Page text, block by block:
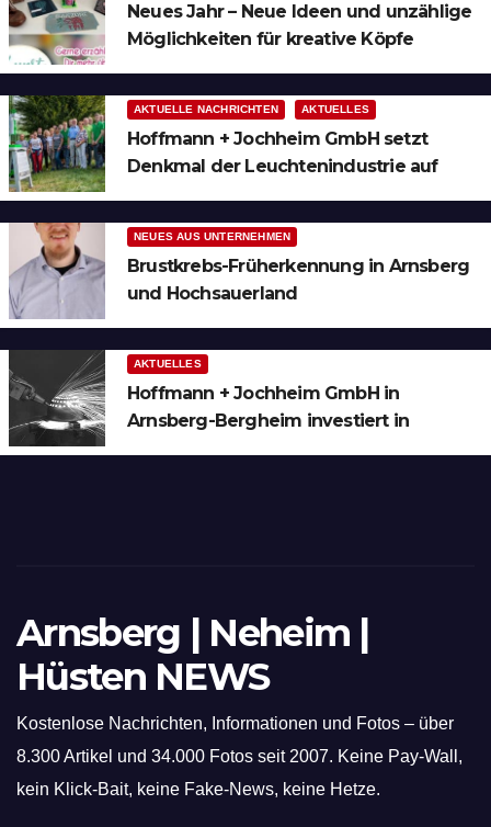
Neues Jahr – Neue Ideen und unzählige
Möglichkeiten für kreative Köpfe
AKTUELLE NACHRICHTEN AKTUELLES
Hoffmann + Jochheim GmbH setzt
Denkmal der Leuchtenindustrie auf
NEUES AUS UNTERNEHMEN
Brustkrebs-Früherkennung in Arnsberg
und Hochsauerland
AKTUELLES
Hoffmann + Jochheim GmbH in
Arnsberg-Bergheim investiert in
Arnsberg | Neheim |
Hüsten NEWS
Kostenlose Nachrichten, Informationen und Fotos – über
8.300 Artikel und 34.000 Fotos seit 2007. Keine Pay-Wall,
kein Klick-Bait, keine Fake-News, keine Hetze.